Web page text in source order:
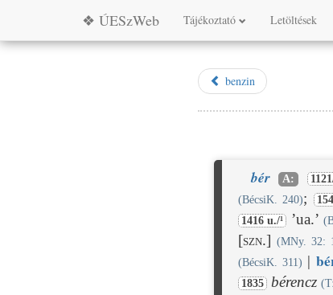
❖ ÚESzWeb Tájékoztató Letöltések
benzin
bér A:
(BécsiK. 240);
1416 u./¹ ’ua.’
[szn.] (MNy. 32:
(BécsiK. 311) |
1835 bérencz